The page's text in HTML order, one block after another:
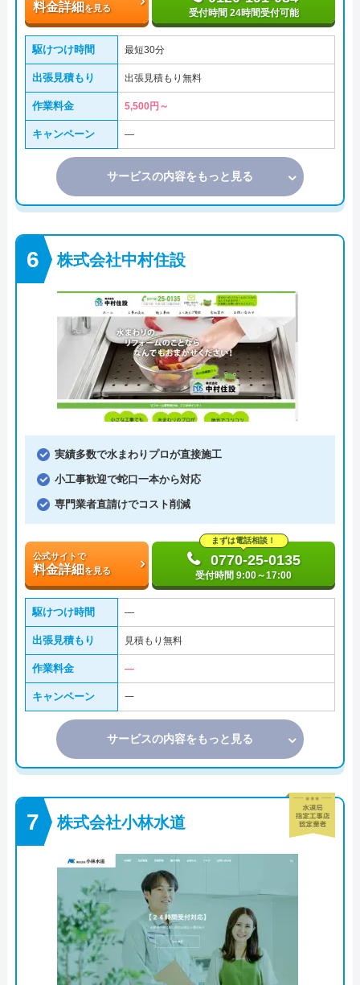
料金詳細を見る 受付時間 24時間受付可能
駆けつけ時間 最短30分
出張見積もり 出張見積もり無料
作業料金 5,500円～
キャンペーン ―
サービスの内容をもっと見る
株式会社中村住設
実績多数で水まわりプロが直接施工
小工事歓迎で蛇口一本から対応
専門業者直請けでコスト削減
公式サイトで
料金詳細を見る
まずは電話相談！
0770-25-0135
受付時間 9:00～17:00
駆けつけ時間 ―
出張見積もり 見積もり無料
作業料金 ―
キャンペーン 一
サービスの内容をもっと見る
株式会社小林水道